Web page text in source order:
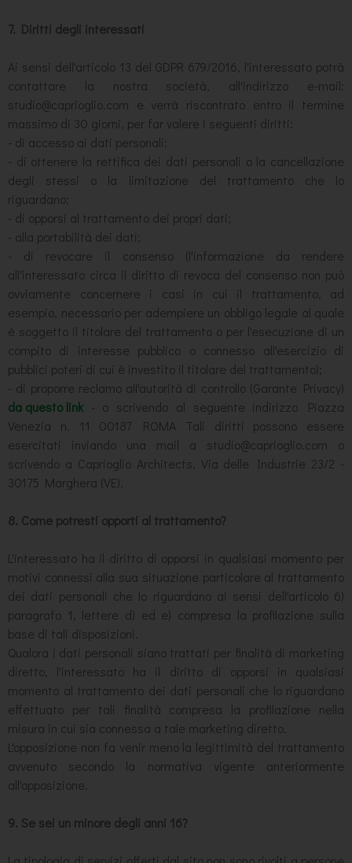
7. Diritti degli interessati
Ai sensi dell'articolo 13 del GDPR 679/2016, l'interessato potrà
contattare la nostra società, all'indirizzo e-mail:
studio@caprioglio.com e verrà riscontrato entro il termine
massimo di 30 giorni, per far valere i seguenti diritti:
- di accesso ai dati personali;
- di ottenere la rettifica dei dati personali o la cancellazione
degli stessi o la limitazione del trattamento che lo
riguardano;
- di opporsi al trattamento dei propri dati;
- alla portabilità dei dati;
- di revocare il consenso (l'informazione da rendere
all'interessato circa il diritto di revoca del consenso non può
ovviamente concernere i casi in cui il trattamento, ad
esempio, necessario per adempiere un obbligo legale al quale
è soggetto il titolare del trattamento o per l'esecuzione di un
compito di interesse pubblico o connesso all'esercizio di
pubblici poteri di cui è investito il titolare del trattamento);
- di proporre reclamo all'autorità di controllo (Garante Privacy)
da questo link - o scrivendo al seguente indirizzo Piazza
Venezia n. 11 00187 ROMA Tali diritti possono essere
esercitati inviando una mail a studio@caprioglio.com o
scrivendo a Caprioglio Architects, Via delle Industrie 23/2 -
30175 Marghera (VE).
8. Come potresti opporti al trattamento?
L'interessato ha il diritto di opporsi in qualsiasi momento per
motivi connessi alla sua situazione particolare al trattamento
dei dati personali che lo riguardano ai sensi dell'articolo 6)
paragrafo 1, lettere d) ed e) compresa la profilazione sulla
base di tali disposizioni.
Qualora i dati personali siano trattati per finalità di marketing
diretto, l'interessato ha il diritto di opporsi in qualsiasi
momento al trattamento dei dati personali che lo riguardano
effettuato per tali finalità compresa la profilazione nella
misura in cui sia connessa a tale marketing diretto.
L'opposizione non fa venir meno la legittimità del trattamento
avvenuto secondo la normativa vigente anteriormente
all'opposizione.
9. Se sei un minore degli anni 16?